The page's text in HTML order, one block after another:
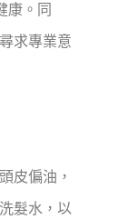
康。同
求專業意
皮偏油，
髮水，以